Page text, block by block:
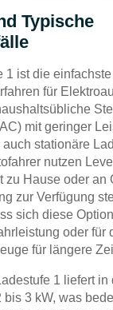
Typische
1 ist die
für
mit geringer
stationäre
nutzen
zu Hause oder an
zur Verfügung
sich diese
oder für
für längere
1 liefert in
bis 3 kW, was